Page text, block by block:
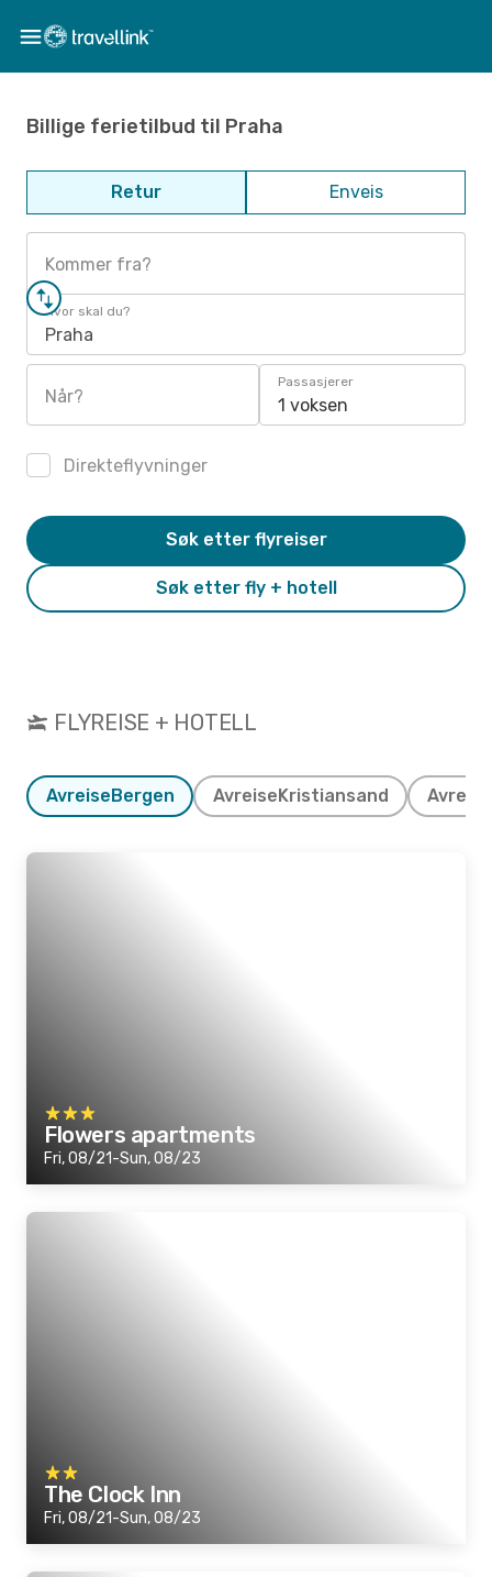
Billige ferietilbud til Praha
Retur Enveis
Kommer fra?
Hvor skal du?
Praha
Når?
Passasjerer
1 voksen
Direkteflyvninger
Søk etter fly + hotell
Søk etter flyreiser
FLYREISE + HOTELL
Avreise Bergen Avreise Kristiansand Avreise
Flowers apartments
Fri, 08/21-Sun, 08/23
The Clock Inn
Fri, 08/21-Sun, 08/23